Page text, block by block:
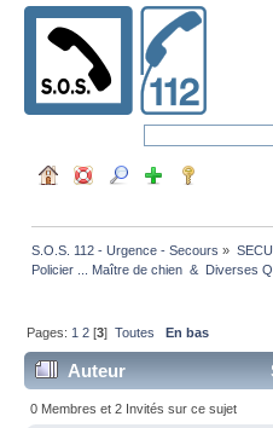
S.O.S. 112 - Urgence - Secours »
Policier ... Maître de chien  &  Diverses
Pages: 1 2 [3]Toutes En bas
Auteur
chien & Diverses
0 Membres et 2 Invités sur ce sujet